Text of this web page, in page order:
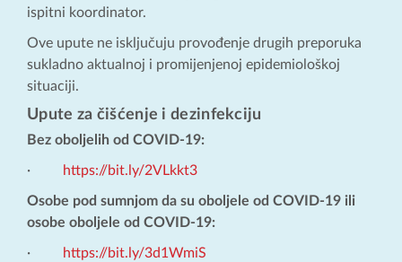
ispitni koordinator.
Ove upute ne isključuju provođenje drugih preporuka
sukladno aktualnoj i promijenjenoj epidemiološkoj
situaciji.
Upute za čišćenje i dezinfekciju
Bez oboljelih od COVID-19:
· https://bit.ly/2VLkkt3
Osobe pod sumnjom da su oboljele od COVID-19 ili
osobe oboljele od COVID-19:
· https://bit.ly/3d1WmiS